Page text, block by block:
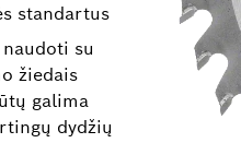
standartus
su
žiedais
galima
dydžių